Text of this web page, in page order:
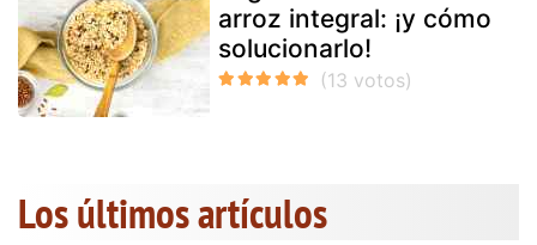
arroz integral: ¡y cómo
solucionarlo!
Los últimos artículos